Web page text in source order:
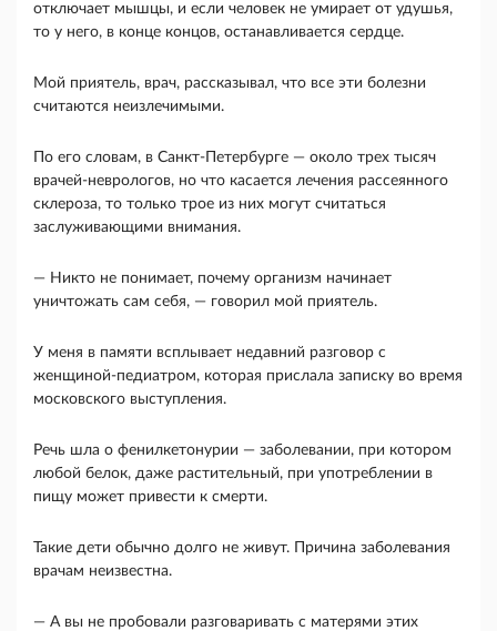
отключает мышцы, и если человек не умирает от удушья,
то у него, в конце концов, останавливается сердце.
Мой приятель, врач, рассказывал, что все эти болезни
считаются неизлечимыми.
По его словам, в Санкт-Петербурге — около трех тысяч
врачей-неврологов, но что касается лечения рассеян­ного
склероза, то только трое из них могут счи­таться
заслуживающими внимания.
— Никто не понимает, почему организм начи­нает
уничтожать сам себя, — говорил мой прия­тель.
У меня в памяти всплывает недавний разговор с
женщиной-педиатром, которая прислала записку во время
московского выступления.
Речь шла о фенилкетонурии — заболевании, при котором
лю­бой белок, даже растительный, при употреблении в
пищу может привести к смерти.
Такие дети обычно долго не живут. Причина заболевания
врачам неизвестна.
— А вы не пробовали разговаривать с матерями этих